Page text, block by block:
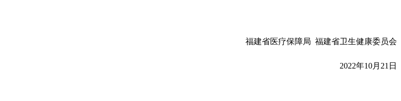
福建省医疗保障局 福建省卫生健康委员会
2022年10月21日